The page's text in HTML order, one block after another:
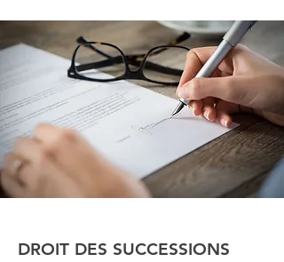
DROIT DES SUCCESSIONS